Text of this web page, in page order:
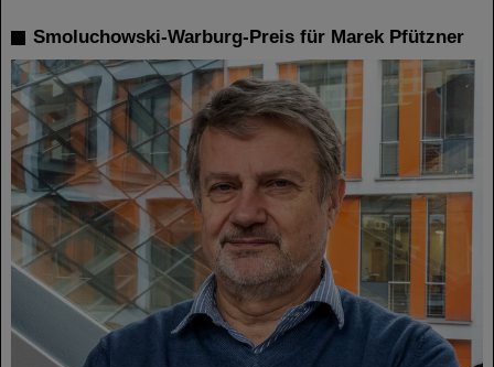
Smoluchowski-Warburg-Preis für Marek Pfützner